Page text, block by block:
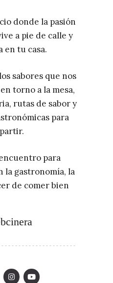
donde la pasión
a pie de calle y
en tu casa.
sabores que nos
torno a la mesa,
rutas de sabor y
para
para
la gastronomía, la
de comer bien